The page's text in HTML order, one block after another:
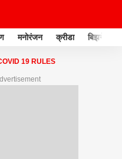
मनोरंजन क्रीडा बिझनेस
19 RULES